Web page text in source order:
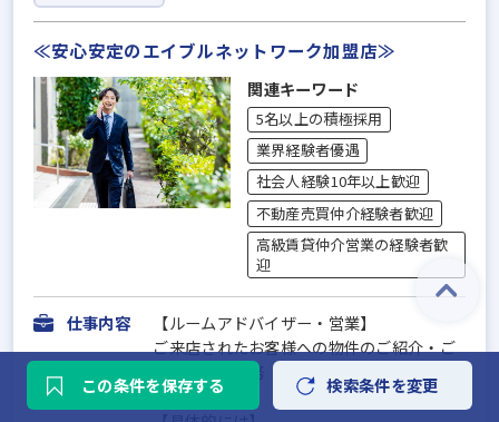
≪安心安定のエイブルネットワーク加盟店≫
関連キーワード
5名以上の積極採用
業界経験者優遇
社会人経験10年以上歓迎
不動産売買仲介経験者歓迎
高級賃貸仲介営業の経験者歓
迎
仕事内容
【ルームアドバイザー・営業】
ご来店されたお客様への物件のご紹介・ご
案内・契約業務
この条件を保存する 検索条件を変更